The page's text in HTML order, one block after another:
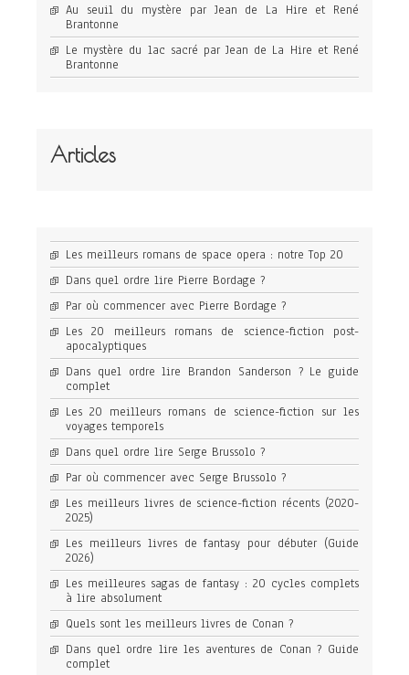
Au seuil du mystère par Jean de La Hire et René
Brantonne
Le mystère du lac sacré par Jean de La Hire et René
Brantonne
Articles
Les meilleurs romans de space opera : notre Top 20
Dans quel ordre lire Pierre Bordage ?
Par où commencer avec Pierre Bordage ?
Les 20 meilleurs romans de science-fiction post-
apocalyptiques
Dans quel ordre lire Brandon Sanderson ? Le guide
complet
Les 20 meilleurs romans de science-fiction sur les
voyages temporels
Dans quel ordre lire Serge Brussolo ?
Par où commencer avec Serge Brussolo ?
Les meilleurs livres de science-fiction récents (2020-
2025)
Les meilleurs livres de fantasy pour débuter (Guide
2026)
Les meilleures sagas de fantasy : 20 cycles complets
à lire absolument
Quels sont les meilleurs livres de Conan ?
Dans quel ordre lire les aventures de Conan ? Guide
complet